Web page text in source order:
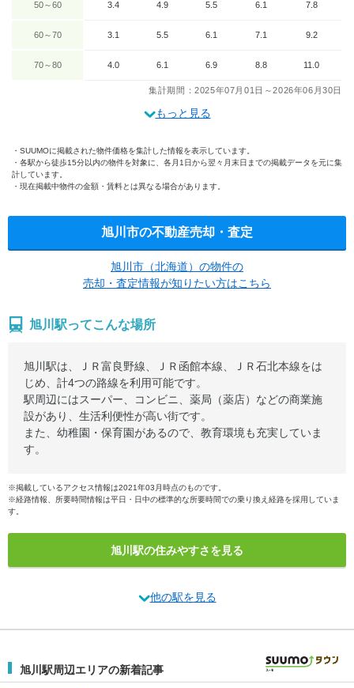
50～60 3.4 4.9 5.5 6.1 7.8
60～70 3.1 5.5 6.1 7.1 9.2
70～80 4.0 6.1 6.9 8.8 11.0
集計期間：2025年07月01日～2026年06月30日
もっと見る
SUUMOに掲載された物件価格を集計した情報を表示しています。
各駅から徒歩15分以内の物件を対象に、各月1日から翌々月末日までの掲載データを元に集
計しています。
現在掲載中物件の金額・賃料とは異なる場合があります。
旭川市の不動産売却・査定
旭川市（北海道）の物件の
売却・査定情報が知りたい方はこちら
旭川駅ってこんな場所
旭川駅は、ＪＲ富良野線、ＪＲ函館本線、ＪＲ石北本線をは
じめ、計4つの路線を利用可能です。
駅周辺にはスーパー、コンビニ、薬局（薬店）などの商業施
設があり、生活利便性が高い街です。
また、幼稚園・保育園があるので、教育環境も充実していま
す。
※掲載しているアクセス情報は2021年03月時点のものです。
※経路情報、所要時間情報は平日・日中の標準的な所要時間での乗り換え経路を採用していま
す。
旭川駅の住みやすさを見る
他の駅を見る
旭川駅周辺エリアの新着記事